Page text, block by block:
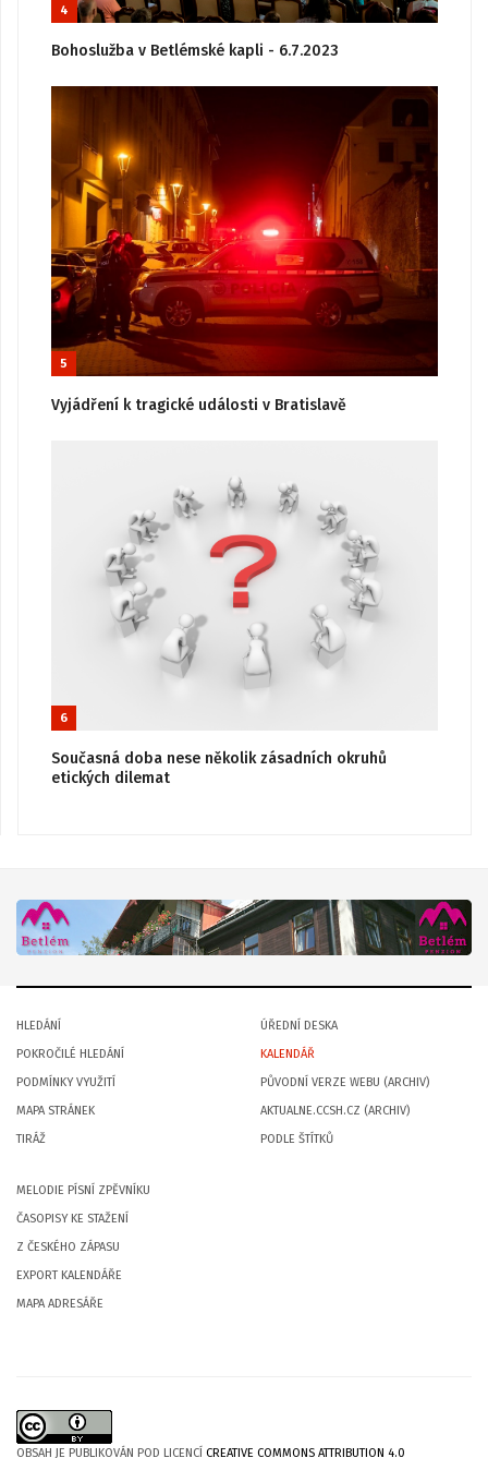
4
Bohoslužba v Betlémské kapli - 6.7.2023
5
Vyjádření k tragické události v Bratislavě
6
Současná doba nese několik zásadních okruhů
etických dilemat
HLEDÁNÍ
POKROČILÉ HLEDÁNÍ
PODMÍNKY VYUŽITÍ
MAPA STRÁNEK
TIRÁŽ
ÚŘEDNÍ DESKA
KALENDÁŘ
PŮVODNÍ VERZE WEBU (ARCHIV)
AKTUALNE.CCSH.CZ (ARCHIV)
PODLE ŠTÍTKŮ
MELODIE PÍSNÍ ZPĚVNÍKU
ČASOPISY KE STAŽENÍ
Z ČESKÉHO ZÁPASU
EXPORT KALENDÁŘE
MAPA ADRESÁŘE
OBSAH JE PUBLIKOVÁN POD LICENCÍ CREATIVE COMMONS ATTRIBUTION 4.0